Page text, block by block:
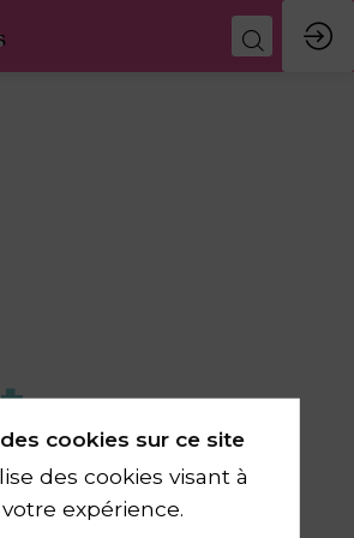
cookies sur ce site
des cookies visant à
expérience.